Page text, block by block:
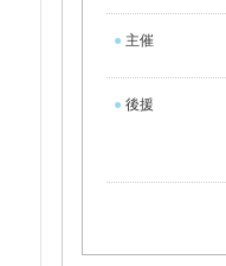
● 主催
● 後援